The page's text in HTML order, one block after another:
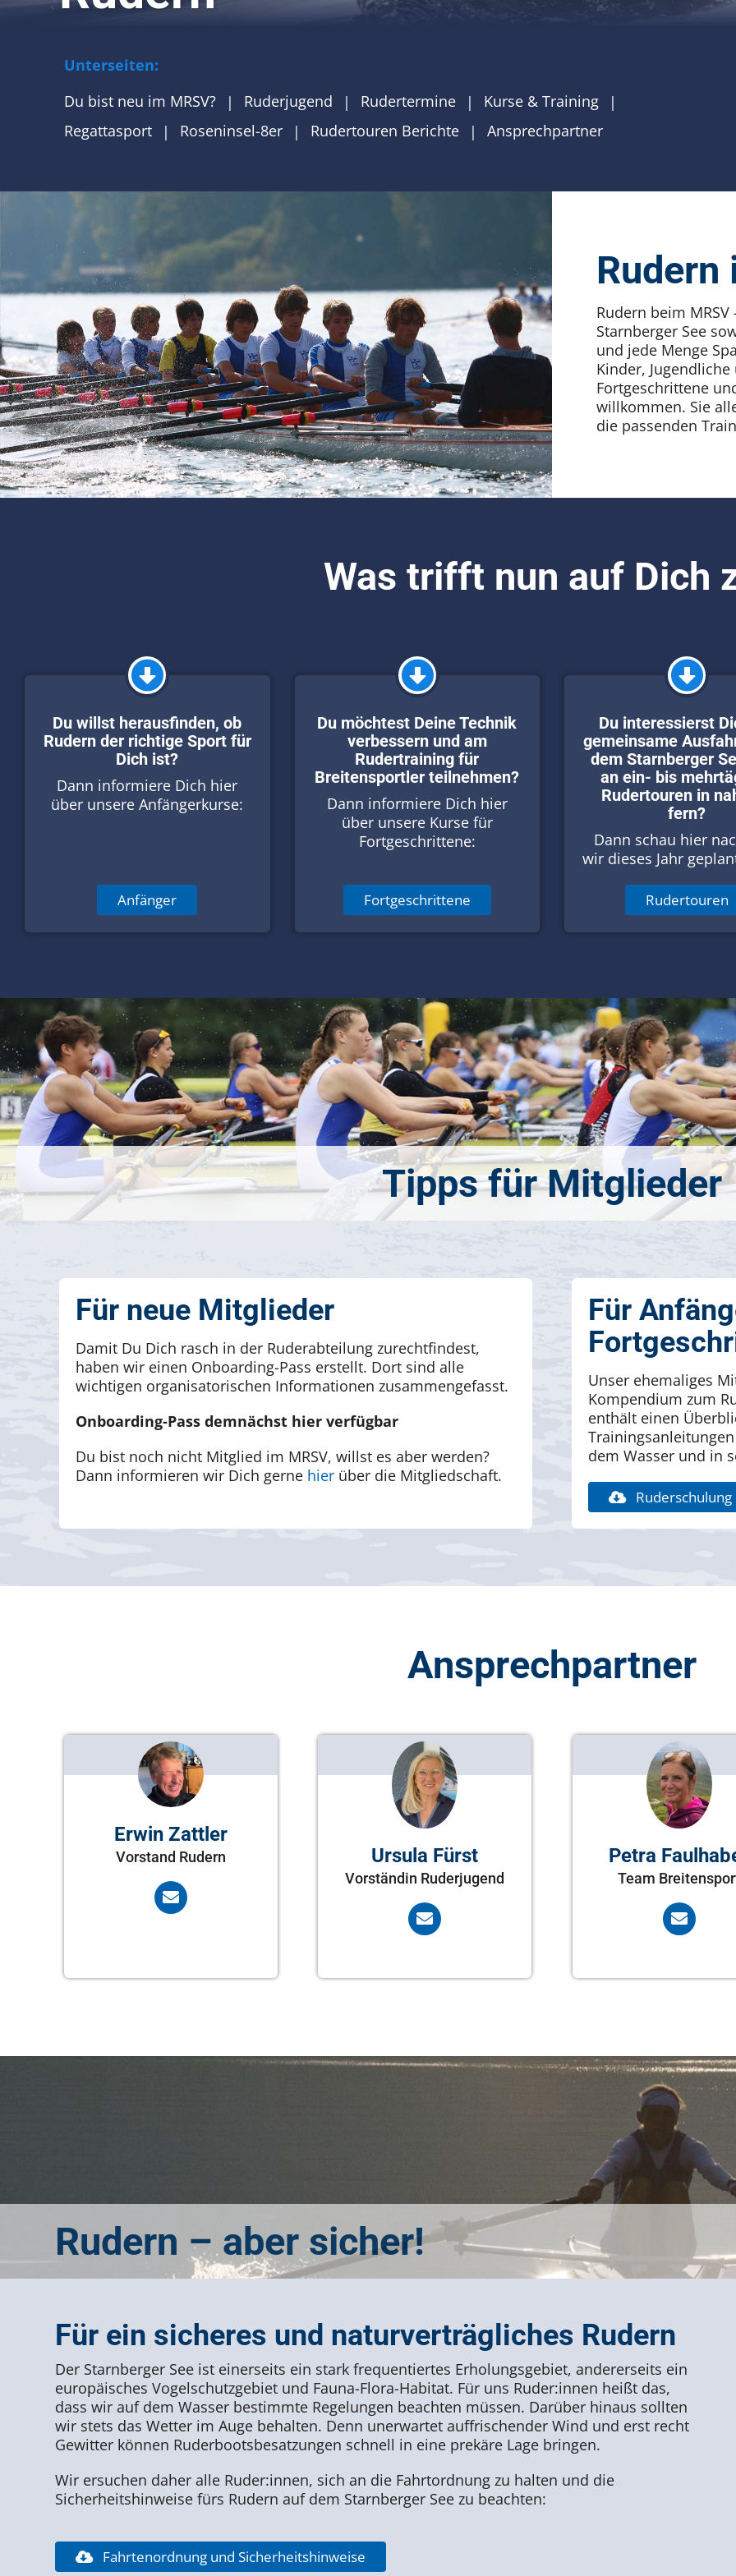
Unterseiten:
Du bist neu im MRSV?
Ruderjugend Rudertermine
Kurse & Training
Regattasport
Roseninsel-8er Rudertouren Berichte Ansprechpartner
Rudern
Rudern beim
Starnberger See
und jede Menge
Kinder,
Fortgeschrittene
willkommen. Sie
die passenden
Was trifft nun auf Dich
Du willst herausfinden, ob
Rudern der richtige Sport für
Dich ist?
Dann informiere Dich hier
über unsere Anfängerkurse:
Anfänger
Du möchtest Deine Technik
verbessern und am
Rudertraining für
Breitensportler teilnehmen?
Dann informiere Dich hier
über unsere Kurse für
Fortgeschrittene:
Fortgeschrittene
Du interessierst
gemeinsame
dem Starnberger
an ein- bis
Rudertouren in
fern?
Dann schau hier
wir dieses Jahr
Rudertouren
Für neue Mitglieder
Damit Du Dich rasch in der Ruderabteilung zurechtfindest,
haben wir einen Onboarding-Pass erstellt. Dort sind alle
wichtigen organisatorischen Informationen zusammengefasst.
Onboarding-Pass demnächst hier verfügbar
Du bist noch nicht Mitglied im MRSV, willst es aber werden?
Dann informieren wir Dich gerne hierüber die Mitgliedschaft.
Für
Unser ehemaliges
Kompendium zum
enthält einen
dem Wasser und in
Ruderschulung
Ansprechpartner
Erwin Zattler
Vorstand Rudern Ursula Fürst
Vorständin Ruderjugend
Petra
Team
Rudern – aber sicher!
Für ein sicheres und naturverträgliches Rudern
Der Starnberger See ist einerseits ein stark frequentiertes Erholungsgebiet, andererseits ein
europäisches Vogelschutzgebiet und Fauna-Flora-Habitat. Für uns Ruder:innen heißt das,
dass wir auf dem Wasser bestimmte Regelungen beachten müssen. Darüber hinaus sollten
wir stets das Wetter im Auge behalten. Denn unerwartet auffrischender Wind und erst recht
Gewitter können Ruderbootsbesatzungen schnell in eine prekäre Lage bringen.
Wir ersuchen daher alle Ruder:innen, sich an die Fahrtordnung zu halten und die
Sicherheitshinweise fürs Rudern auf dem Starnberger See zu beachten:
Fahrtenordnung und Sicherheitshinweise